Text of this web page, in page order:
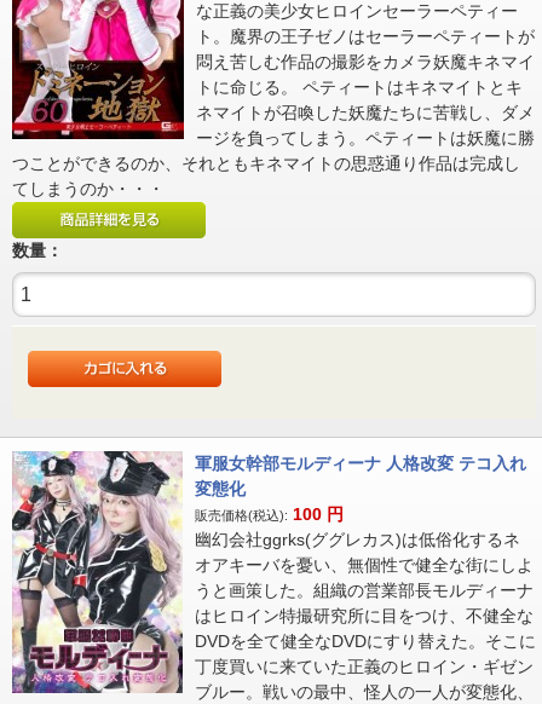
な正義の美少女ヒロインセーラーペティー
ト。魔界の王子ゼノはセーラーペティートが
悶え苦しむ作品の撮影をカメラ妖魔キネマイ
トに命じる。 ペティートはキネマイトとキ
ネマイトが召喚した妖魔たちに苦戦し、ダメ
ージを負ってしまう。ペティートは妖魔に勝
つことができるのか、それともキネマイトの思惑通り作品は完成し
てしまうのか・・・
数量：
軍服女幹部モルディーナ 人格改変 テコ入れ
変態化
販売価格(税込): 100 円
幽幻会社ggrks(ググレカス)は低俗化するネ
オアキーバを憂い、無個性で健全な街にしよ
うと画策した。組織の営業部長モルディーナ
はヒロイン特撮研究所に目をつけ、不健全な
DVDを全て健全なDVDにすり替えた。そこに
丁度買いに来ていた正義のヒロイン・ギゼン
ブルー。戦いの最中、怪人の一人が変態化、